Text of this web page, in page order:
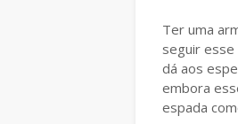
Ter uma
seguir esse
dá aos
embora
espada